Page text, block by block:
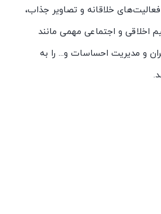
خلاقانه و تصاویر جذاب،
اخلاقی و اجتماعی مهمی مانند
و مدیریت احساسات و... را به